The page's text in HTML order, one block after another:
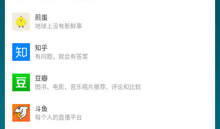
煎蛋
地球上没有新鲜事
知乎
有问题，就会有答案
豆瓣
图书、电影、音乐唱片推荐、评论和比较
斗鱼
每个人的直播平台